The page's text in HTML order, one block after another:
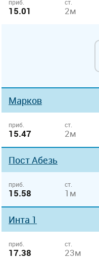
приб.
15.01
ст.
2м
Марков
приб.
15.47
ст.
2м
Пост Абезь
приб.
15.58
ст.
1м
Инта 1
приб.
17.38
ст.
23м